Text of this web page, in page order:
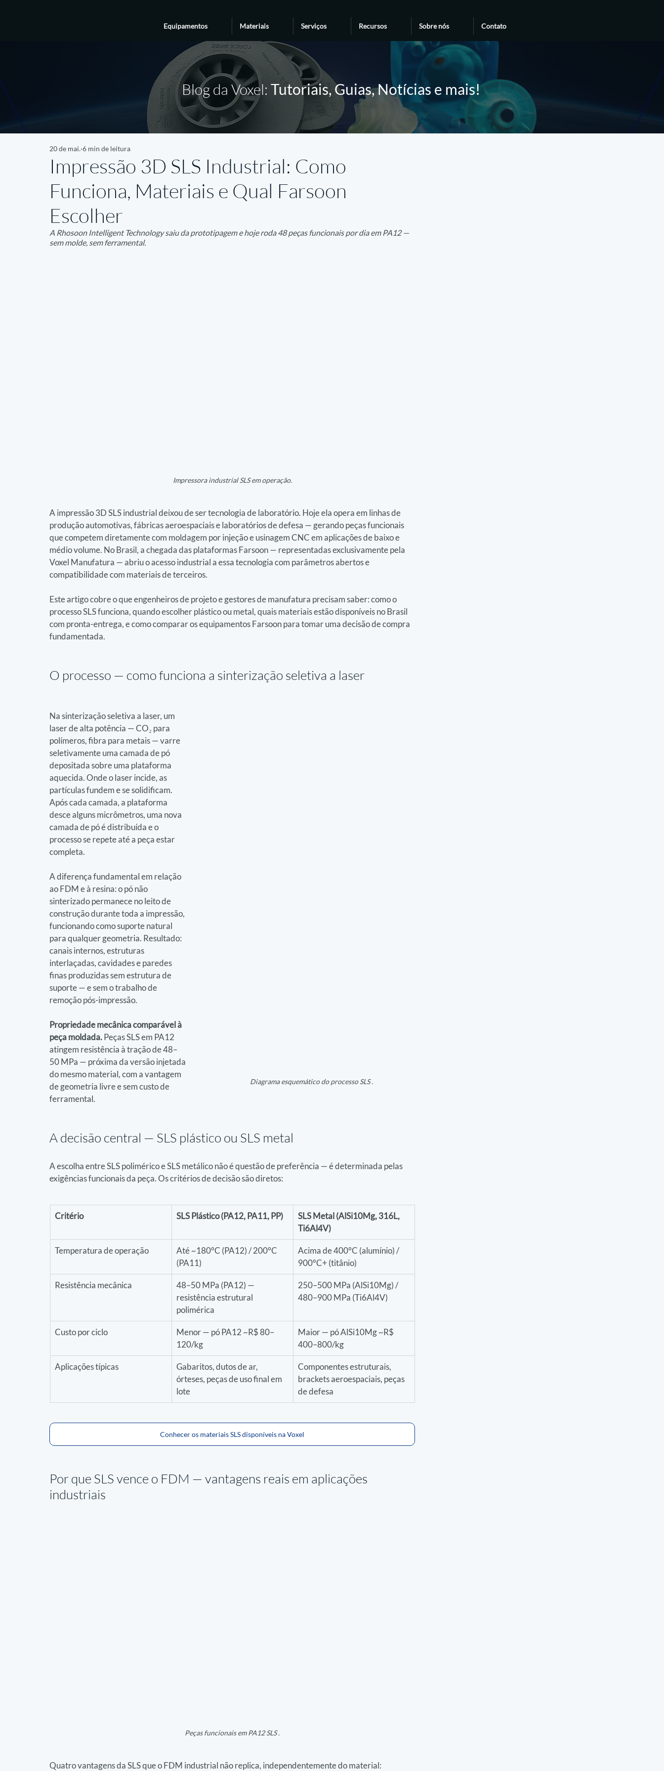
Equipamentos Materiais Serviços Recursos Sobre nós Contato
Blog da Voxel: Tutoriais, Guias, Notícias e mais!
Impressão 3D SLS Industrial: Como
Funciona, Materiais e Qual Farsoon
Escolher
20 de mai. 6 min de leitura
A Rhosoon Intelligent Technology saiu da prototipagem e hoje roda 48 peças funcionais por dia em PA12 —
sem molde, sem ferramental.
Impressora industrial SLS em operação.
A impressão 3D SLS industrial deixou de ser tecnologia de laboratório. Hoje ela opera em linhas de
produção automotivas, fábricas aeroespaciais e laboratórios de defesa — gerando peças funcionais
que competem diretamente com moldagem por injeção e usinagem CNC em aplicações de baixo e
médio volume. No Brasil, a chegada das plataformas Farsoon — representadas exclusivamente pela
Voxel Manufatura — abriu o acesso industrial a essa tecnologia com parâmetros abertos e
compatibilidade com materiais de terceiros.
Este artigo cobre o que engenheiros de projeto e gestores de manufatura precisam saber: como o
processo SLS funciona, quando escolher plástico ou metal, quais materiais estão disponíveis no Brasil
com pronta-entrega, e como comparar os equipamentos Farsoon para tomar uma decisão de compra
fundamentada.
O processo — como funciona a sinterização seletiva a laser
Diagrama esquemático do processo SLS .
Na sinterização seletiva a laser, um
laser de alta potência — CO₂ para
polímeros, fibra para metais — varre
seletivamente uma camada de pó
depositada sobre uma plataforma
aquecida. Onde o laser incide, as
partículas fundem e se solidificam.
Após cada camada, a plataforma
desce alguns micrômetros, uma nova
camada de pó é distribuída e o
processo se repete até a peça estar
completa.
A diferença fundamental em relação
ao FDM e à resina: o pó não
sinterizado permanece no leito de
construção durante toda a impressão,
funcionando como suporte natural
para qualquer geometria. Resultado:
canais internos, estruturas
interlaçadas, cavidades e paredes
finas produzidas sem estrutura de
suporte — e sem o trabalho de
remoção pós-impressão.
Propriedade mecânica comparável à
peça moldada. Peças SLS em PA12
atingem resistência à tração de 48–
50 MPa — próxima da versão injetada
do mesmo material, com a vantagem
de geometria livre e sem custo de
ferramental.
A decisão central — SLS plástico ou SLS metal
A escolha entre SLS polimérico e SLS metálico não é questão de preferência — é determinada pelas
exigências funcionais da peça. Os critérios de decisão são diretos:
Critério SLS Plástico (PA12, PA11, PP)
SLS Metal (AlSi10Mg, 316L,
Ti6Al4V)
Temperatura de operação
Até ~180°C (PA12) / 200°C
(PA11)
Acima de 400°C (alumínio) /
900°C+ (titânio)
Resistência mecânica
48–50 MPa (PA12) —
resistência estrutural
polimérica
250–500 MPa (AlSi10Mg) /
480–900 MPa (Ti6Al4V)
Custo por ciclo
Menor — pó PA12 ~R$ 80–
120/kg
Maior — pó AlSi10Mg ~R$
400–800/kg
Aplicações típicas
Gabaritos, dutos de ar,
órteses, peças de uso final em
lote
Componentes estruturais,
brackets aeroespaciais, peças
de defesa
Conhecer os materiais SLS disponíveis na Voxel
Por que SLS vence o FDM — vantagens reais em aplicações
industriais
Peças funcionais em PA12 SLS .
Quatro vantagens da SLS que o FDM industrial não replica, independentemente do material: